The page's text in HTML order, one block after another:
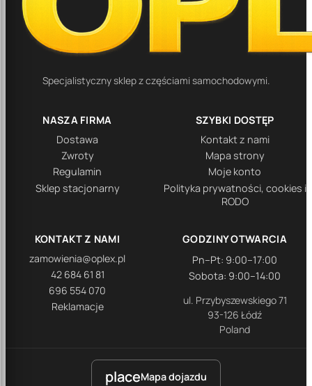
Specjalistyczny sklep z częściami samochodowymi.
NASZA FIRMA
Dostawa
Zwroty
Regulamin
Sklep stacjonarny
SZYBKI DOSTĘP
Kontakt z nami
Mapa strony
Moje konto
Polityka prywatności, cookies i
RODO
KONTAKT Z NAMI
zamowienia@oplex.pl
42 684 61 81
696 554 070
Reklamacje
GODZINY OTWARCIA
Pn–Pt: 9:00–17:00
Sobota: 9:00–14:00
ul. Przybyszewskiego 71
93-126 Łódź
Poland
placeMapa dojazdu